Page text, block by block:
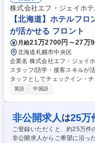
規顧客への提案や問い合わせ
います■入社後：商品・業界
実施後、約3ヶ月先輩に同行します。 募集職種 【店舗支援
経験歓迎・直行直帰可／70年
株式会社エフ・ジェイホ
【北海道】ホテルフ
が活かせる フロント
月給21万2700円～27万
北海道札幌市中央区
企業名 株式会社エフ・ジェイホテルズ 求人名 【北海道】
スタッフ/語学・接客スキルが活かせる◎ 仕事の内容 ホ
タッフとしてチェックイン・
テル運営にかかわる様々な業
ッフ管理・育成、売上・稼働
◆宿泊の予約受付（電話・オ
品の管理・発注業務◆客室の簡単
【北海道】ホテルフロントス
英語 中国語
非公開求人 は25万
ご登録いただくと、約25万件
非公開求人からご希望に沿っ